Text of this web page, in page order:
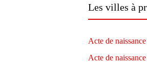
Les villes à
Acte de
Acte de